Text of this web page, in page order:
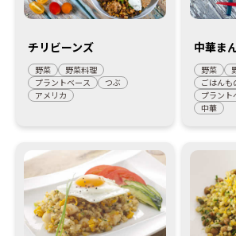
チリビーンズ
野菜
野菜料理
プラントベース
つぶ
アメリカ
中華ま
野菜
ごはんも
プラント
中華